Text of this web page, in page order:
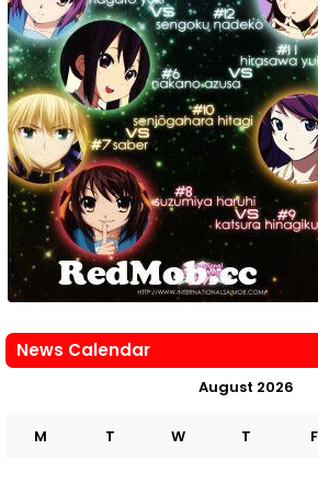
News Calendar
August 2026
M T W T F